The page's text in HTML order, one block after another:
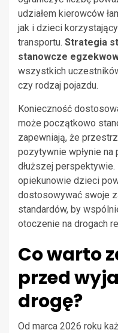
udziałem kierowców
jak i dzieci
transportu. Strategia
stanowcze
wszystkich
czy rodzaj pojazdu.
Konieczność
może początkowo
zapewniają, że
pozytywnie wpłynie
dłuższej
opiekunowie dzieci
dostosowywać swoje
standardów, by
otoczenie na drogach
Co warto
przed
drogę?
Od marca 2026 roku